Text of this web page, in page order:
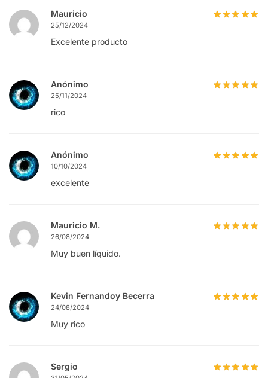
Mauricio
25/12/2024
Excelente producto
Anónimo
25/11/2024
rico
Anónimo
10/10/2024
excelente
Mauricio M.
26/08/2024
Muy buen líquido.
Kevin Fernandoy Becerra
24/08/2024
Muy rico
Sergio